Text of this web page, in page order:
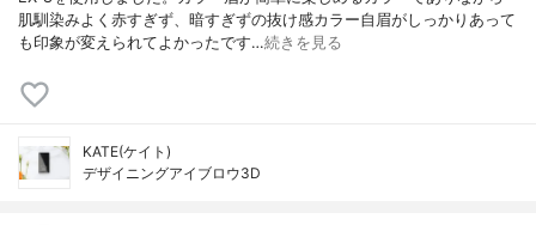
肌馴染みよく赤すぎず、暗すぎずの抜け感カラー自眉がしっかりあって
も印象が変えられてよかったです…続きを見る
KATE(ケイト)
デザイニングアイブロウ3D